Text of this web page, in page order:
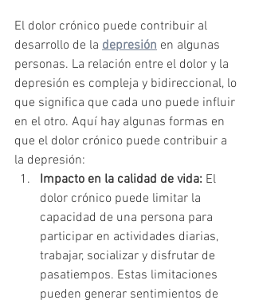
El dolor crónico puede contribuir al
desarrollo de la depresión en algunas
personas. La relación entre el dolor y la
depresión es compleja y bidireccional, lo
que significa que cada uno puede influir
en el otro. Aquí hay algunas formas en
que el dolor crónico puede contribuir a
la depresión:
Impacto en la calidad de vida: El
dolor crónico puede limitar la
capacidad de una persona para
participar en actividades diarias,
trabajar, socializar y disfrutar de
pasatiempos. Estas limitaciones
pueden generar sentimientos de